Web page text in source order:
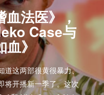
血法医》，
Case与
》
道这两部很黄很暴力、
将开播新一季了。这次